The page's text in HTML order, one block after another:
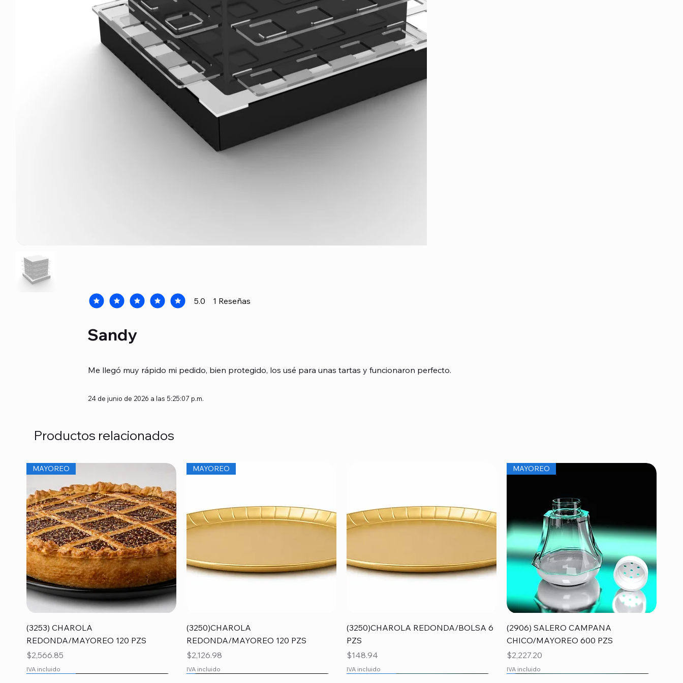
5.0 1 Reseñas
la calificación promedio es 5 de 5, basada en 1 votos, Reseñas
Sandy
Me llegó muy rápido mi pedido, bien protegido, los usé para unas tartas y funcionaron perfecto.
24 de junio de 2026 a las 5:25:07 p.m.
Productos relacionados
Vista rápida
MAYOREO
(3253) CHAROLA
REDONDA/MAYOREO 120 PZS
Precio
$2,566.85
IVA incluido
Vista rápida
MAYOREO
(3250)CHAROLA
REDONDA/MAYOREO 120 PZS
Precio
$2,126.98
IVA incluido
Vista rápida
(3250)CHAROLA REDONDA/BOLSA 6
PZS
Precio
$148.94
IVA incluido
Vista rápida
MAYOREO
(2906) SALERO CAMPANA
CHICO/MAYOREO 600 PZS
Precio
$2,227.20
IVA incluido